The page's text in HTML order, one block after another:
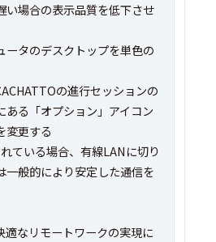
場合の表示品質を低下させ
タのデスクトップを単色の
の進行セッションの
ある「オプション」アイコン
変更する
ている場合、有線LANに切り
般的により安定した通信を
適なリモートワークの実現に